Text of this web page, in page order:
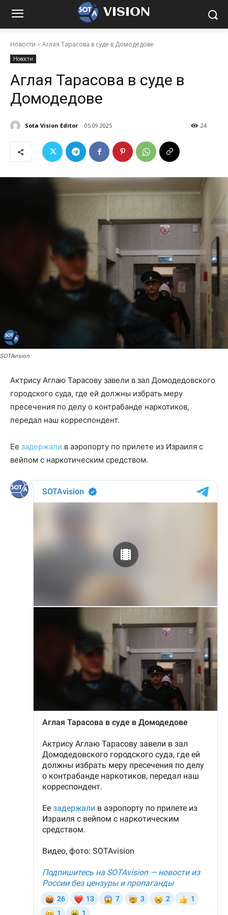
VISION
Новости Аглая Тарасова в суде в Домодедове
Новости
Аглая Тарасова в суде в
Домодедове
Sota Vision Editor 05.09.2025 24
SOTAvision
Актрису Аглаю Тарасову завели в зал Домодедовского
городского суда, где ей должны избрать меру
пресечения по делу о контрабанде наркотиков,
передал наш корреспондент.
Ее задержали в аэропорту по прилете из Израиля с
вейпом с наркотическим средством.